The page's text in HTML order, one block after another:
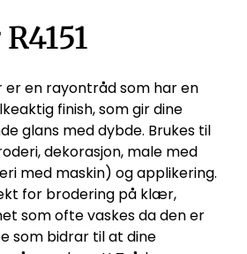
er en rayontråd som har en
finish, som gir dine
glans med dybde. Brukes til
dekorasjon, male med
med maskin) og applikering.
for brodering på klær,
som ofte vaskes da den er
som bidrar til at dine